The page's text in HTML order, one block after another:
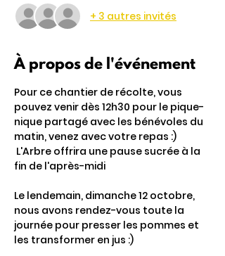
+ 3 autres invités
À propos de l'événement
Pour ce chantier de récolte, vous
pouvez venir dès 12h30 pour le pique-
nique partagé avec les bénévoles du
matin, venez avec votre repas :)
fin de l'après-midi
Le lendemain, dimanche 12 octobre,
nous avons rendez-vous toute la
journée pour presser les pommes et
les transformer en jus :)